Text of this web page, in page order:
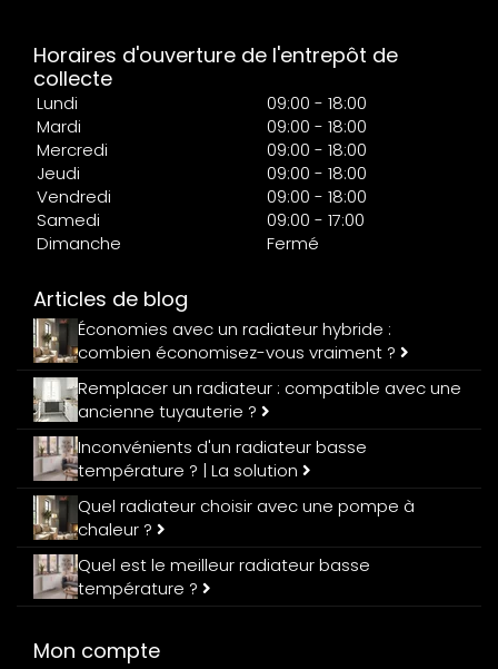
Horaires d'ouverture de l'entrepôt de
collecte
Lundi
09:00 - 18:00
Mardi
09:00 - 18:00
Mercredi
09:00 - 18:00
Jeudi
09:00 - 18:00
Vendredi
09:00 - 18:00
Samedi
09:00 - 17:00
Dimanche
Fermé
Articles de blog
Économies avec un radiateur hybride :
combien économisez-vous vraiment ?
Remplacer un radiateur : compatible avec une
ancienne tuyauterie ?
Inconvénients d'un radiateur basse
température ? | La solution
Quel radiateur choisir avec une pompe à
chaleur ?
Quel est le meilleur radiateur basse
température ?
Mon compte